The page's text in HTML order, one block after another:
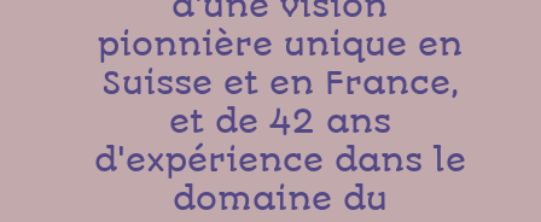
pionnière unique en
Suisse et en France,
et de 42 ans
d'expérience dans le
domaine du